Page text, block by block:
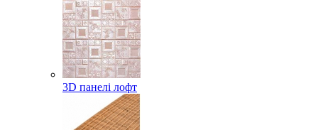
3D панелі лофт